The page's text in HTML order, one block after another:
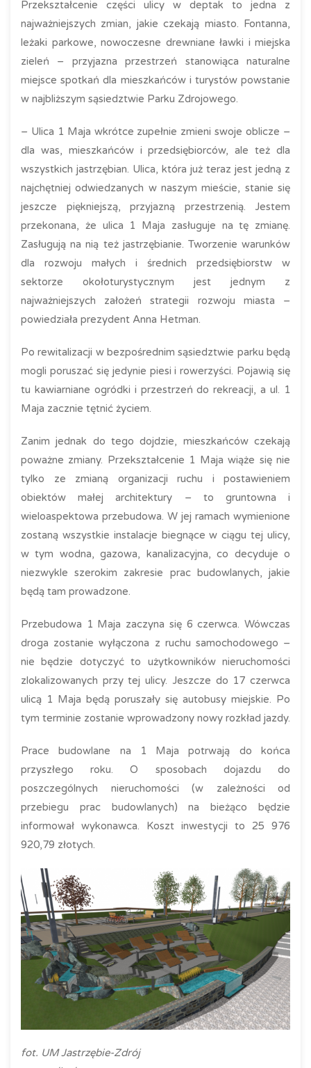
Przekształcenie części ulicy w deptak to jedna z
najważniejszych zmian, jakie czekają miasto. Fontanna,
leżaki parkowe, nowoczesne drewniane ławki i miejska
zieleń – przyjazna przestrzeń stanowiąca naturalne
miejsce spotkań dla mieszkańców i turystów powstanie
w najbliższym sąsiedztwie Parku Zdrojowego.
– Ulica 1 Maja wkrótce zupełnie zmieni swoje oblicze –
dla was, mieszkańców i przedsiębiorców, ale też dla
wszystkich jastrzębian. Ulica, która już teraz jest jedną z
najchętniej odwiedzanych w naszym mieście, stanie się
jeszcze piękniejszą, przyjazną przestrzenią. Jestem
przekonana, że ulica 1 Maja zasługuje na tę zmianę.
Zasługują na nią też jastrzębianie. Tworzenie warunków
dla rozwoju małych i średnich przedsiębiorstw w
sektorze okołoturystycznym jest jednym z
najważniejszych założeń strategii rozwoju miasta –
powiedziała prezydent Anna Hetman.
Po rewitalizacji w bezpośrednim sąsiedztwie parku będą
mogli poruszać się jedynie piesi i rowerzyści. Pojawią się
tu kawiarniane ogródki i przestrzeń do rekreacji, a ul. 1
Maja zacznie tętnić życiem.
Zanim jednak do tego dojdzie, mieszkańców czekają
poważne zmiany. Przekształcenie 1 Maja wiąże się nie
tylko ze zmianą organizacji ruchu i postawieniem
obiektów małej architektury – to gruntowna i
wieloaspektowa przebudowa. W jej ramach wymienione
zostaną wszystkie instalacje biegnące w ciągu tej ulicy,
w tym wodna, gazowa, kanalizacyjna, co decyduje o
niezwykle szerokim zakresie prac budowlanych, jakie
będą tam prowadzone.
Przebudowa 1 Maja zaczyna się 6 czerwca. Wówczas
droga zostanie wyłączona z ruchu samochodowego –
nie będzie dotyczyć to użytkowników nieruchomości
zlokalizowanych przy tej ulicy. Jeszcze do 17 czerwca
ulicą 1 Maja będą poruszały się autobusy miejskie. Po
tym terminie zostanie wprowadzony nowy rozkład jazdy.
Prace budowlane na 1 Maja potrwają do końca
przyszłego roku. O sposobach dojazdu do
poszczególnych nieruchomości (w zależności od
przebiegu prac budowlanych) na bieżąco będzie
informował wykonawca. Koszt inwestycji to 25 976
920,79 złotych.
fot. UM Jastrzębie-Zdrój